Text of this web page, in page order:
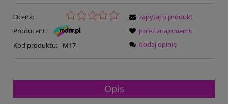
Ocena:
Producent:
Kod produktu:
M17
zapytaj o produkt
poleć znajomemu
dodaj opinię
Opis